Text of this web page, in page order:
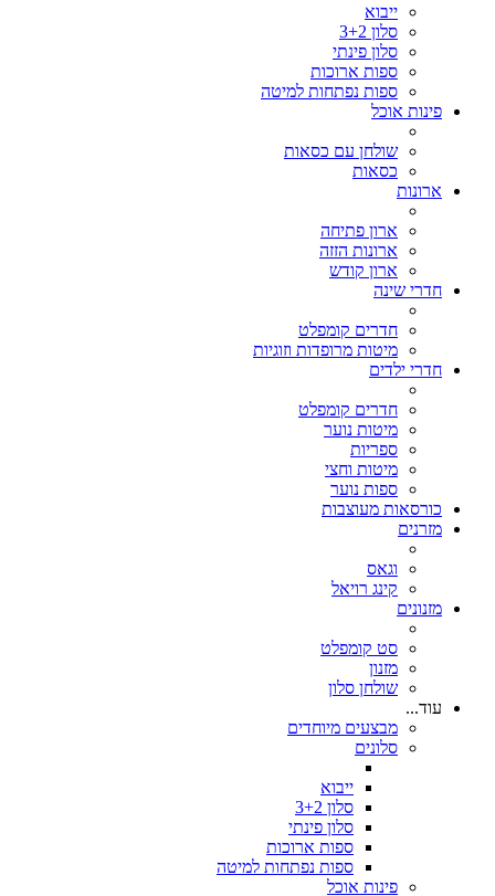
ייבוא
סלון 3+2
סלון פינתי
ספות ארוכות
ספות נפתחות למיטה
פינות אוכל
שולחן עם כסאות
כסאות
ארונות
ארון פתיחה
ארונות הזזה
ארון קודש
חדרי שינה
חדרים קומפלט
מיטות מרופדות וזוגיות
חדרי ילדים
חדרים קומפלט
מיטות נוער
ספריות
מיטות וחצי
ספות נוער
כורסאות מעוצבות
מזרנים
וגאס
קינג רויאל
מזנונים
סט קומפלט
מזנון
שולחן סלון
עוד...
מבצעים מיוחדים
סלונים
ייבוא
סלון 3+2
סלון פינתי
ספות ארוכות
ספות נפתחות למיטה
פינות אוכל